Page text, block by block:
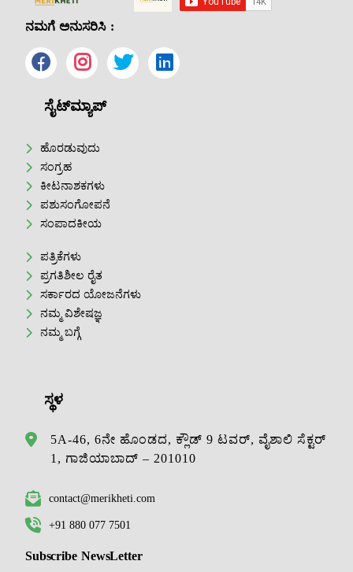
ನಮಗೆ ಅನುಸರಿಸಿ :
ಸೈಟ್‌ಮ್ಯಾಪ್
ಹೊರಡುವುದು
ಸಂಗ್ರಹ
ಕೀಟನಾಶಕಗಳು
ಪಶುಸಂಗೋಪನೆ
ಸಂಪಾದಕೀಯ
ಪತ್ರಿಕೆಗಳು
ಪ್ರಗತಿಶೀಲ ರೈತ
ಸರ್ಕಾರದ ಯೋಜನೆಗಳು
ನಮ್ಮ ವಿಶೇಷಜ್ಞ
ನಮ್ಮ ಬಗ್ಗೆ
ಸ್ಥಳ
5A-46, 6ನೇ ಹೊಂಡದ, ಕ್ಲೌಡ್ 9 ಟವರ್, ವೈಶಾಲಿ ಸೆಕ್ಟರ್
1, ಗಾಜಿಯಾಬಾದ್ – 201010
contact@merikheti.com
+91 880 077 7501
Subscribe NewsLetter